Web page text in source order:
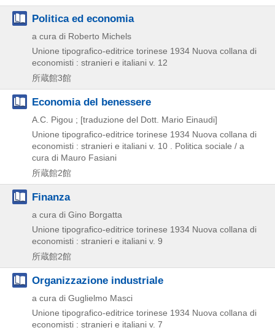
Politica ed economia
a cura di Roberto Michels
Unione tipografico-editrice torinese 1934 Nuova collana di
economisti : stranieri e italiani v. 12
所蔵館3館
Economia del benessere
A.C. Pigou ; [traduzione del Dott. Mario Einaudi]
Unione tipografico-editrice torinese 1934 Nuova collana di
economisti : stranieri e italiani v. 10 . Politica sociale / a
cura di Mauro Fasiani
所蔵館2館
Finanza
a cura di Gino Borgatta
Unione tipografico-editrice torinese 1934 Nuova collana di
economisti : stranieri e italiani v. 9
所蔵館2館
Organizzazione industriale
a cura di Guglielmo Masci
Unione tipografico-editrice torinese 1934 Nuova collana di
economisti : stranieri e italiani v. 7